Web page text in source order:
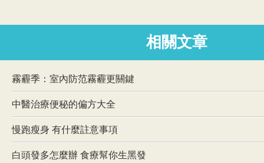
相關文章
霧霾季：室內防范霧霾更關鍵
中醫治療便秘的偏方大全
慢跑瘦身 有什麼註意事項
白頭發多怎麼辦 食療幫你生黑發